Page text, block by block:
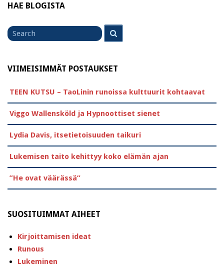
HAE BLOGISTA
Search
for
VIIMEISIMMÄT POSTAUKSET
TEEN KUTSU – TaoLinin runoissa kulttuurit kohtaavat
Viggo Wallensköld ja Hypnoottiset sienet
Lydia Davis, itsetietoisuuden taikuri
Lukemisen taito kehittyy koko elämän ajan
”He ovat väärässä”
SUOSITUIMMAT AIHEET
Kirjoittamisen ideat
Runous
Lukeminen